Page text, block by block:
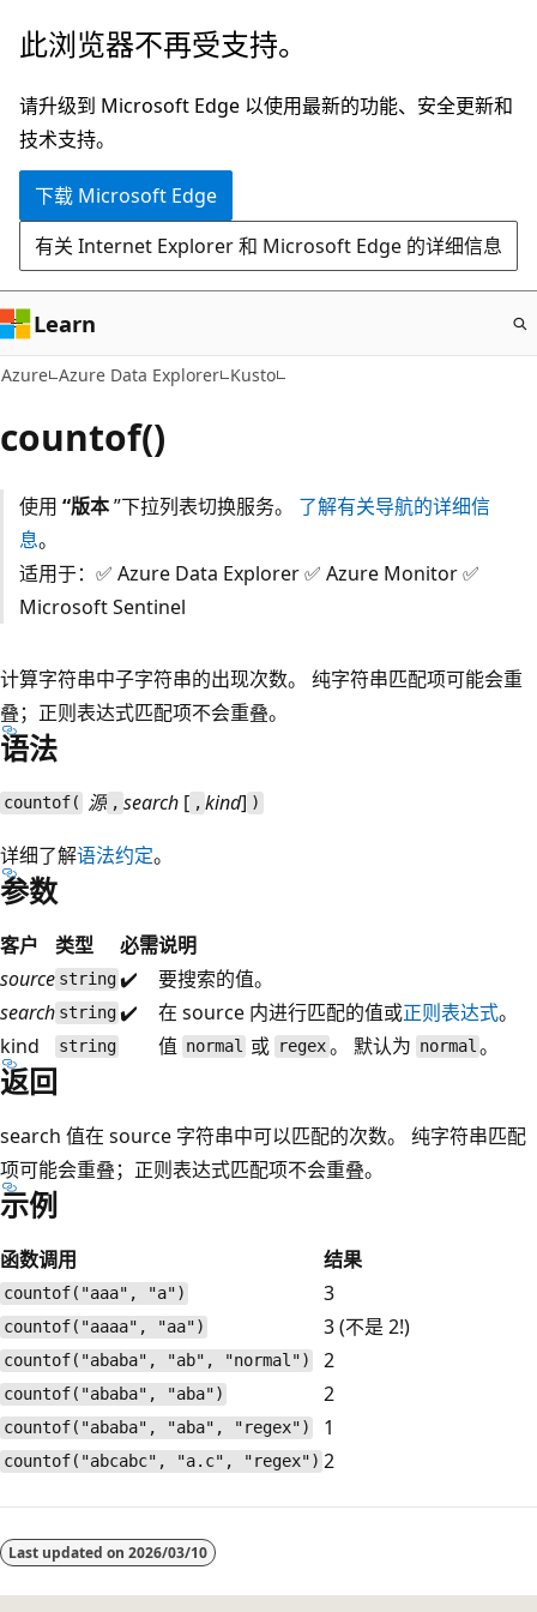
跳
主
要
内
此浏览器不再受支持。
请升级到 Microsoft Edge 以使用最新的功能、安全更新和
技术支持。
下载 Microsoft Edge
有关 Internet Explorer 和 Microsoft Edge 的详细信息
Learn
Azure Azure Data Explorer Kusto
countof()
使用 “版本”下拉列表切换服务。 了解有关导航的详细信
息。
适用于：✅ Azure Data Explorer ✅ Azure Monitor ✅
Microsoft Sentinel
计算字符串中子字符串的出现次数。 纯字符串匹配项可能会重
叠；正则表达式匹配项不会重叠。
语法
countof( 源 , search[ , kind] )
详细了解语法约定。
参数
客户 类型 必需说明
source string ✔️
要搜索的值。
search string ✔️ 在 source 内进行匹配的值或正则表达式。
kind
string 值 normal 或 regex。 默认为 normal 。
返回
search 值在 source 字符串中可以匹配的次数。 纯字符串匹配
项可能会重叠；正则表达式匹配项不会重叠。
示例
函数调用 结果
countof("aaa", "a") 3
countof("aaaa", "aa") 3 (不是 2!)
countof("ababa", "ab", "normal") 2
countof("ababa", "aba") 2
countof("ababa", "aba", "regex") 1
countof("abcabc", "a.c", "regex") 2
模
式
Last updated on 2026/03/10